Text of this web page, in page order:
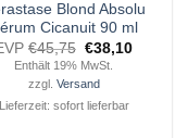
Blond Absolu
Cicanuit 90 ml
€45,75 Ursprünglicher
Preis
€45,75
€38,10
Enthält 19% MwSt.
zzgl. Versand
Lieferzeit: sofort lieferbar